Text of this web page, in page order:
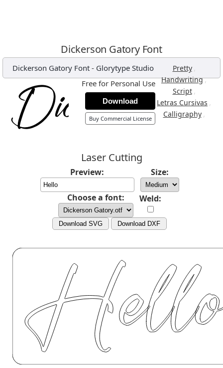
Dickerson Gatory Font
Dickerson Gatory Font- Glorytype Studio Pretty ,
Handwriting,
Script ,
Letras Cursivas ,
Calligraphy ,
Free for Personal Use
Download
Buy Commercial License
Laser Cutting
Preview: Size:
Choose a font: Weld:
Download SVG Download DXF